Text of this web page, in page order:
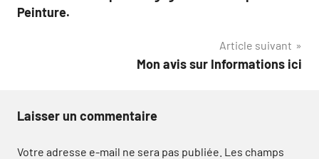
de
Peinture.
Article suivant
Mon avis sur Informations ici
Laisser un commentaire
Votre adresse e-mail ne sera pas publiée. Les champs